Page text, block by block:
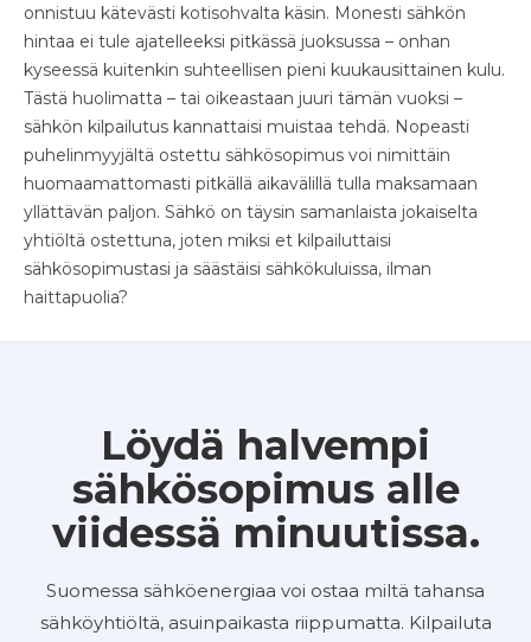
onnistuu kätevästi kotisohvalta käsin. Monesti sähkön
hintaa ei tule ajatelleeksi pitkässä juoksussa – onhan
kyseessä kuitenkin suhteellisen pieni kuukausittainen kulu.
Tästä huolimatta – tai oikeastaan juuri tämän vuoksi –
sähkön kilpailutus kannattaisi muistaa tehdä. Nopeasti
puhelinmyyjältä ostettu sähkösopimus voi nimittäin
huomaamattomasti pitkällä aikavälillä tulla maksamaan
yllättävän paljon. Sähkö on täysin samanlaista jokaiselta
yhtiöltä ostettuna, joten miksi et kilpailuttaisi
sähkösopimustasi ja säästäisi sähkökuluissa, ilman
haittapuolia?
Löydä halvempi
sähkösopimus alle
viidessä minuutissa.
Suomessa sähköenergiaa voi ostaa miltä tahansa
sähköyhtiöltä, asuinpaikasta riippumatta. Kilpailuta